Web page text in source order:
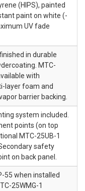
(HIPS), painted
paint on white (-
UV fade
in durable
MTC-
with
layer foam and
barrier backing.
system included.
points (on top
MTC-25UB-1
safety
on back panel.
55 when installed
25WMG-1